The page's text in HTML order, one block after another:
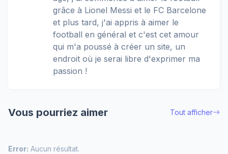
grâce à Lionel Messi et le FC Barcelone
et plus tard, j'ai appris à aimer le
football en général et c'est cet amour
qui m'a poussé à créer un site, un
endroit où je serai libre d'exprimer ma
passion !
Vous pourriez aimer Tout afficher
Error: Aucun résultat.